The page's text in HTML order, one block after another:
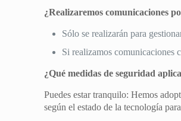
¿Realizaremos comunicaciones
Sólo se realizarán para
Si realizamos comunicaciones
¿Qué medidas de seguridad
Puedes estar tranquilo: Hemos
según el estado de la tecnología